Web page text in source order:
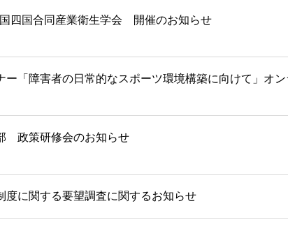
四国合同産業衛生学会 開催のお知らせ
ー「障害者の日常的なスポーツ環境構築に向けて」オ
政策研修会のお知らせ
度に関する要望調査に関するお知らせ